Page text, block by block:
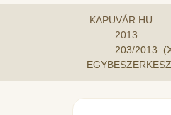
KAPUVÁR.HU
2013
203/2013.